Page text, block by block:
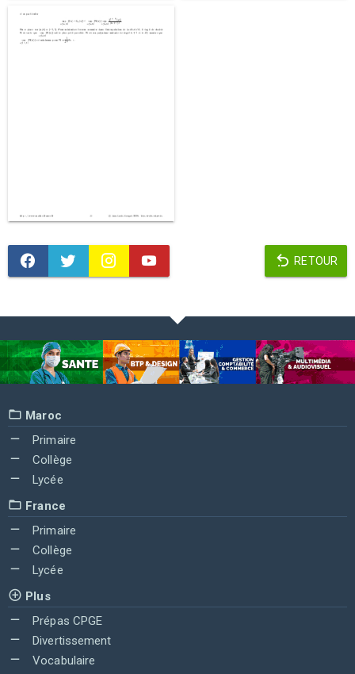
RETOUR
Maroc
Primaire
Collège
Lycée
France
Primaire
Collège
Lycée
Plus
Prépas CPGE
Divertissement
Vocabulaire